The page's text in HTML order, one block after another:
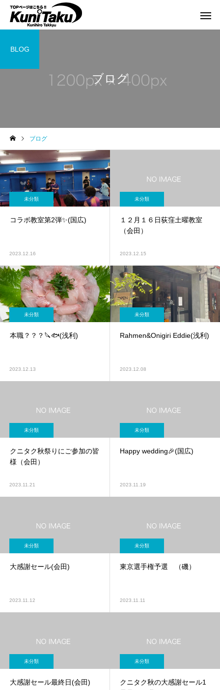
ブログ
BLOG
ブログ
未分類
コラボ教室第2弾✨(国広)
2023.12.16
未分類
１２月１６日荻窪土曜教室
（会田）
2023.12.15
未分類
本職？？？🔪🐟(浅利)
2023.12.13
未分類
Rahmen&Onigiri Eddie(浅利)
2023.12.08
未分類
クニタク秋祭りにご参加の皆
様（会田）
2023.11.21
未分類
Happy wedding🎉(国広)
2023.11.19
未分類
大感謝セール(会田)
2023.11.12
未分類
東京選手権予選 （磯）
2023.11.11
未分類
大感謝セール最終日(会田)
未分類
クニタク秋の大感謝セール1